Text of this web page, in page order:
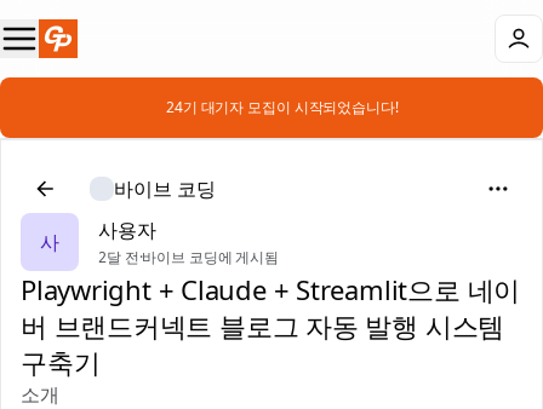
📣 24기 대기자 모집이 시작되었습니다!
바이브 코딩
사
사용자
2달 전·바이브 코딩에 게시됨
Playwright + Claude + Streamlit으로 네이
버 브랜드커넥트 블로그 자동 발행 시스템
구축기
소개